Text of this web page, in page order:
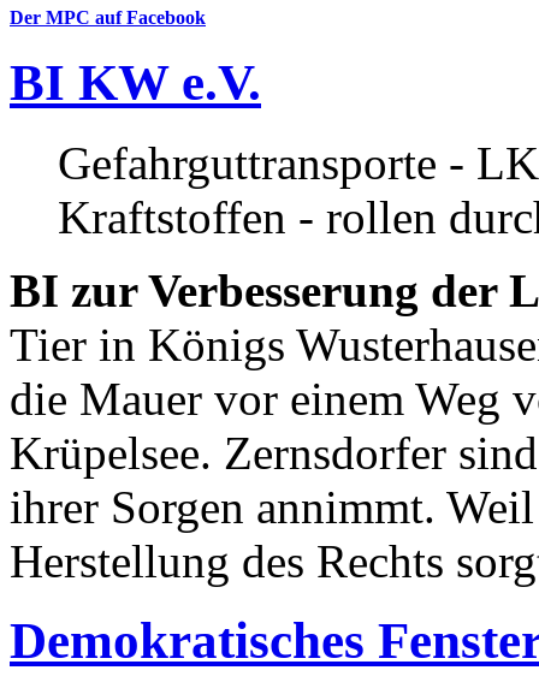
Der MPC auf Facebook
BI KW e.V.
Gefahrguttransporte -
Kraftstoffen - rollen
BI zur Verbesserung der
Tier in Königs
die Mauer vor einem Weg
Krüpelsee. Zernsdorfer
ihrer Sorgen annimmt.
Herstellung des Rechts
Demokratisches